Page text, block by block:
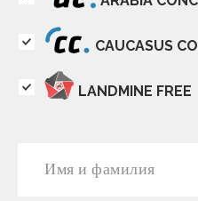
CAUCASUS
LANDMINE FREE